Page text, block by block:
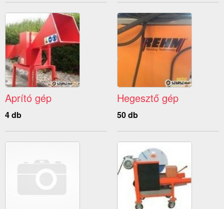
Aprító gép
4 db
Hegesztő gép
50 db